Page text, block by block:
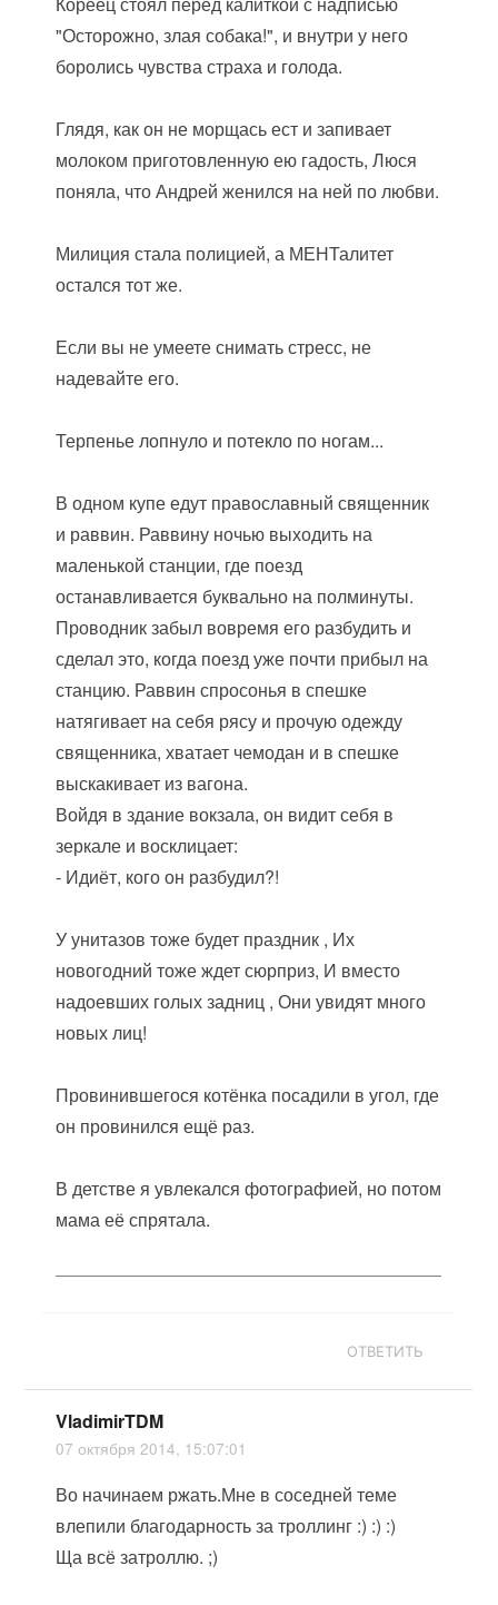
"Осторожно, злая собака!", и внутри у него
боролись чувства страха и голода.
Глядя, как он не морщась ест и запивает
молоком приготовленную ею гадость, Люся
поняла, что Андрей женился на ней по любви.
Милиция стала полицией, а МЕНТалитет
остался тот же.
Если вы не умеете снимать стресс, не
надевайте его.
Терпенье лопнуло и потекло по ногам...
В одном купе едут православный священник
и раввин. Раввину ночью выходить на
маленькой станции, где поезд
останавливается буквально на полминуты.
Проводник забыл вовремя его разбудить и
сделал это, когда поезд уже почти прибыл на
станцию. Раввин спросонья в спешке
натягивает на себя рясу и прочую одежду
священника, хватает чемодан и в спешке
выскакивает из вагона.
Войдя в здание вокзала, он видит себя в
зеркале и восклицает:
- Идиёт, кого он разбудил?!
У унитазов тоже будет праздник , Их
новогодний тоже ждет сюрприз, И вместо
надоевших голых задниц , Они увидят много
новых лиц!
Провинившегося котёнка посадили в угол, где
он провинился ещё раз.
В детстве я увлекался фотографией, но потом
мама её спрятала.
ОТВЕТИТЬ
VladimirTDM
07 октября 2014, 15:07:01
Во начинаем ржать.Мне в соседней теме
влепили благодарность за троллинг :) :) :)
Ща всё затроллю. ;)